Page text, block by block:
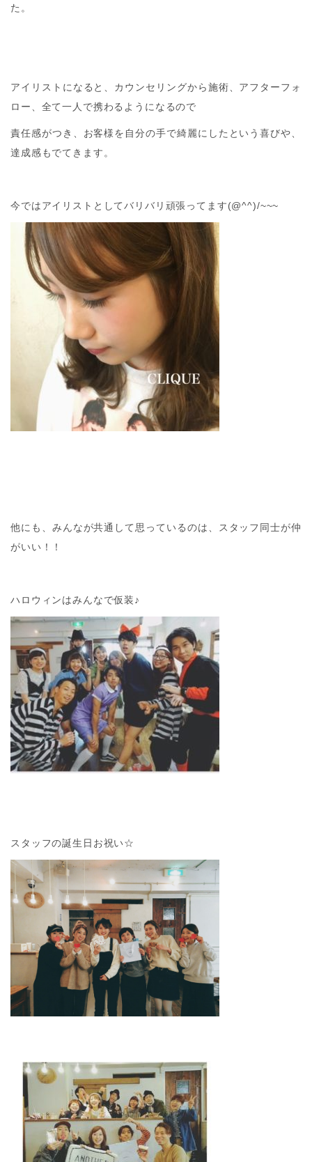
た。
アイリストになると、カウンセリングから施術、アフターフォ
ロー、全て一人で携わるようになるので
責任感がつき、お客様を自分の手で綺麗にしたという喜びや、
達成感もでてきます。
今ではアイリストとしてバリバリ頑張ってます(@^^)/~~~
他にも、みんなが共通して思っているのは、スタッフ同士が仲
がいい！！
ハロウィンはみんなで仮装♪
スタッフの誕生日お祝い☆